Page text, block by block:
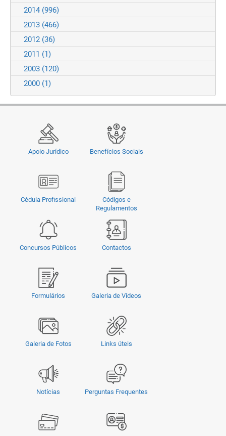
2014 (996)
2013 (466)
2012 (36)
2011 (1)
2003 (120)
2000 (1)
Apoio Jurídico Benefícios Sociais
Cédula Profissional
Códigos e
Regulamentos
Concursos Públicos Contactos
Formulários Galeria de Vídeos
Galeria de Fotos Links úteis
Notícias Perguntas Frequentes